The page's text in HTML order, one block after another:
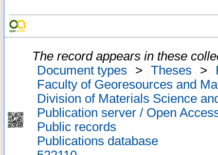
The record appears in these
Document types
> Theses >
Faculty of Georesources and
Division of Materials Science
Publication server / Open
Public records
Publications database